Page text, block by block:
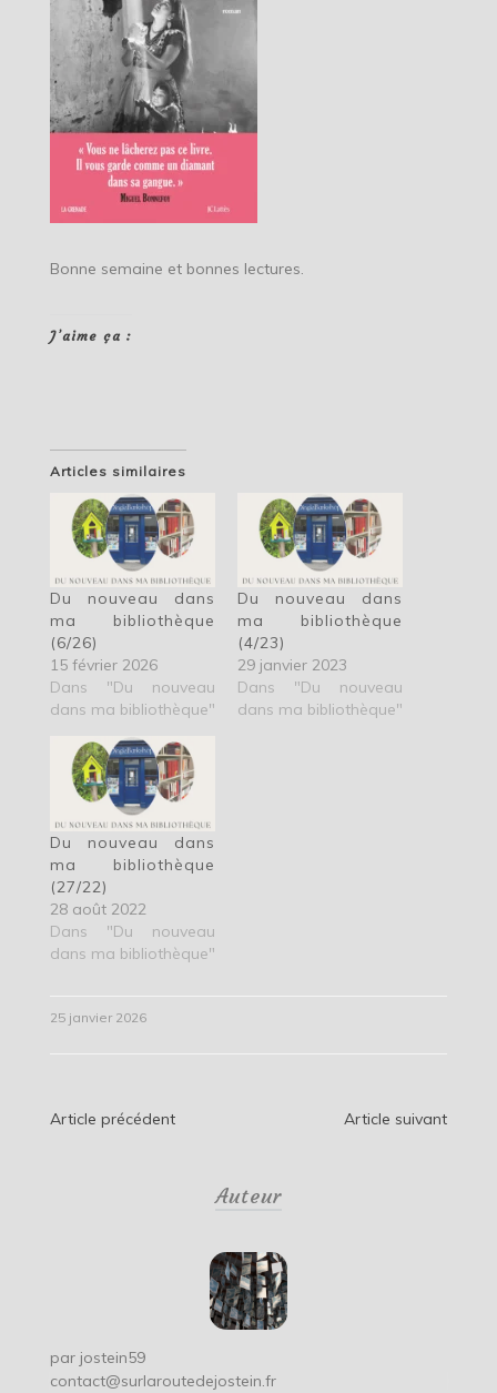
Bonne semaine et bonnes lectures.
J’aime ça :
Articles similaires
Du nouveau dans
ma bibliothèque
(6/26)
15 février 2026
Dans "Du nouveau
dans ma bibliothèque"
Du nouveau dans
ma bibliothèque
(4/23)
29 janvier 2023
Dans "Du nouveau
dans ma bibliothèque"
Du nouveau dans
ma bibliothèque
(27/22)
28 août 2022
Dans "Du nouveau
dans ma bibliothèque"
25 janvier 2026
Navigation
Article précédent Article suivant
Auteur
par jostein59
contact@surlaroutedejostein.fr